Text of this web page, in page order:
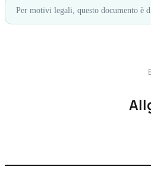
Per motivi legali, questo documento è